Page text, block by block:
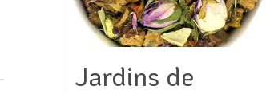
peuvent
être
choisies
sur
Jardins de